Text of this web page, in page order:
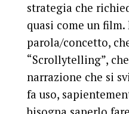
strategia che
quasi come un film.
parola/concetto,
“Scrollytelling”,
narrazione che si
fa uso,